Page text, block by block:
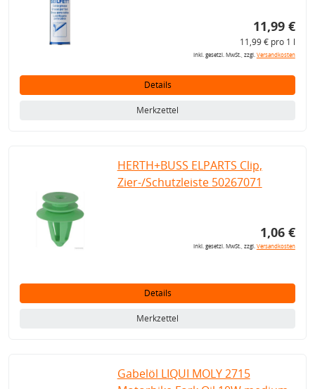
11,99 €
11,99 € pro 1 l
inkl. gesetzl. MwSt., zzgl.Versandkosten
Details
Merkzettel
HERTH+BUSS ELPARTS Clip,
Zier-/Schutzleiste 50267071
1,06 €
inkl. gesetzl. MwSt., zzgl.Versandkosten
Details
Merkzettel
Gabelöl LIQUI MOLY 2715